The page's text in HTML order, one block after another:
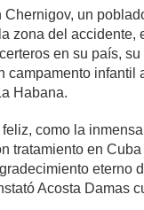
un
zona del accidente,
en su país,
campamento infantil
Habana.
como la
tratamiento en
eterno
Acosta Damas